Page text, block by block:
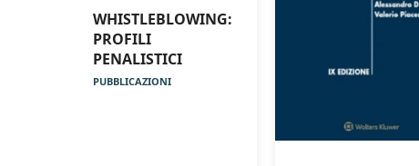
WHISTLEBLOWING:
PROFILI
PENALISTICI
PUBBLICAZIONI